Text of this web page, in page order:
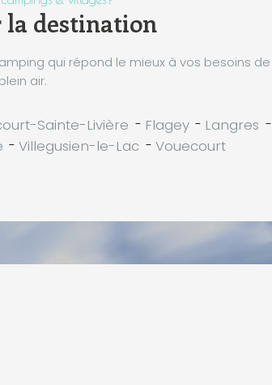
la destination
qui répond le mieux à vos besoins de
air.
Sainte-Livière - Flagey - Langres -
- Villegusien-le-Lac - Vouecourt